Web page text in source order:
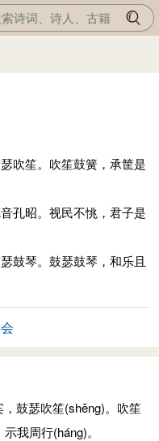
吹笙。吹笙鼓簧，承筐是
孔昭。视民不恌，君子是
鼓琴。鼓瑟鼓琴，和乐且
鼓瑟吹笙(shēng)。吹笙
示我周行(háng)。